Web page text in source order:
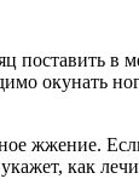
поставить
окунать
жжение.
как